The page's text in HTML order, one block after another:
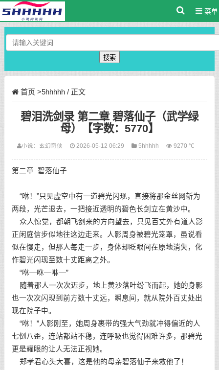
菜单
搜索
首页 >5hhhhh/ 正文
碧泪洗剑录 第二章 碧落仙子（武学绿
母）【字数：5770】
小说： 玄幻奇侠 2026-05-12 06:29 5hhhhh 9270 ℃
第二章 碧落仙子
“咻！”只见虚空中有一道碧光闪现，直接将那金丝网斩为
两段，光芒退去，一把接近透明的碧色长剑立在黄沙中。
众人惊觉，都朝飞剑来的方向望去，只见百丈外有道人影
正闲庭信步似地往这边走来。人影周身被碧光笼罩，虽说看
似在慢走，但那人每走一步，身体却眨眼间在原地消失，化
作碧光闪现至数十丈距离之外。
“咻—咻—咻—”
随着那人一次次迈步，地上黄沙落叶纷飞而起，她的身影
也一次次闪现到前方数十丈远，瞬息间，就从院外百丈处出
现在院子中。
“咻！”人影刚至，她周身裹带的强大气劲就冲得偏近的人
七倒八歪，连站都站不稳，连呼吸也觉得困难许多，那碧光
更是耀眼的让人无法正视她。
郑孝君心头大喜，这是他的母亲碧落仙子来救他了！